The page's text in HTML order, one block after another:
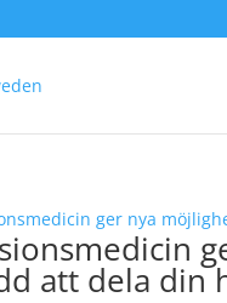
att dela din